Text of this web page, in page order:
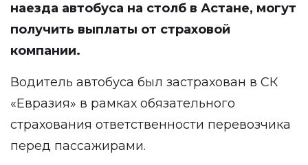
наезда автобуса на столб в Астане, могут
получить выплаты от страховой
компании.
Водитель автобуса был застрахован в СК
«Евразия» в рамках обязательного
страхования ответственности перевозчика
перед пассажирами.